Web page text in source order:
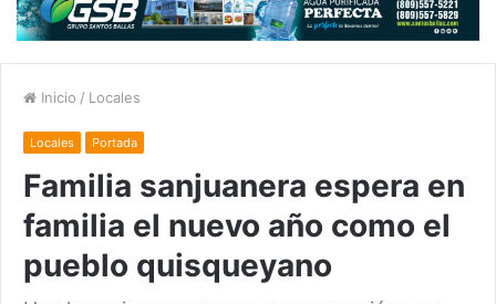
Inicio / Locales
Locales Portada
Familia sanjuanera espera en
familia el nuevo año como el
pueblo quisqueyano